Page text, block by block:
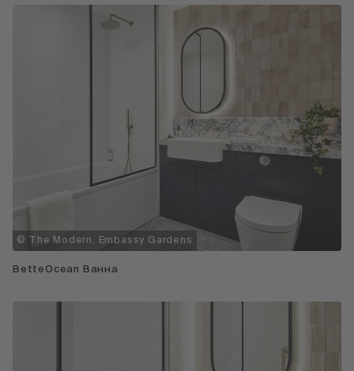
© The Modern, Embassy Gardens
BetteOcean Ванна